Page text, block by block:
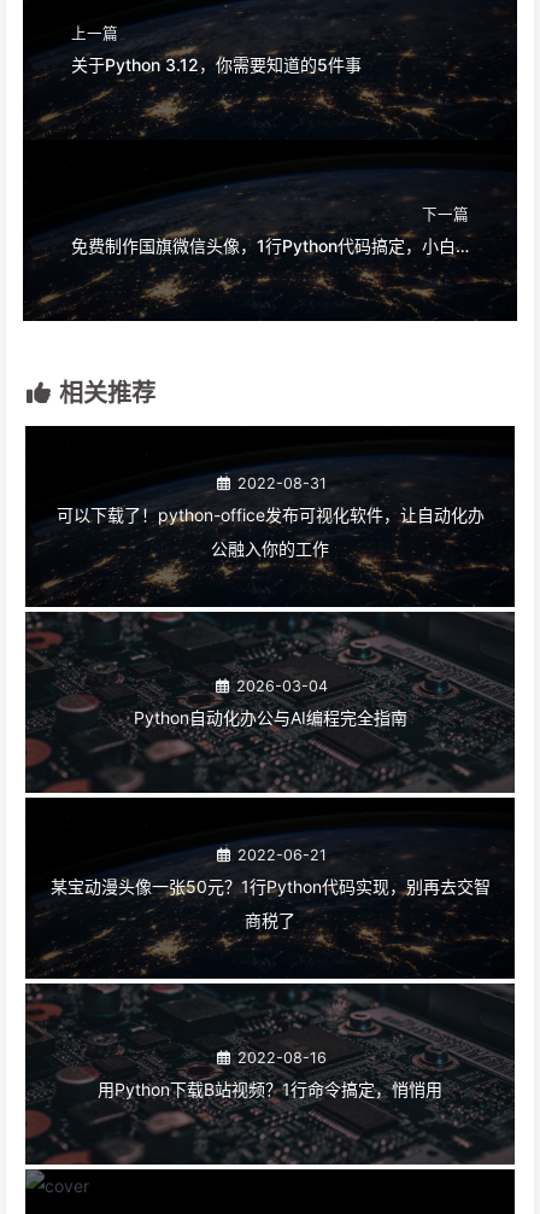
上一篇
关于Python 3.12，你需要知道的5件事
下一篇
免费制作国旗微信头像，1行Python代码搞定，小白可用
相关推荐
2022-08-31
可以下载了！python-office发布可视化软件，让自动化办
公融入你的工作
2026-03-04
Python自动化办公与AI编程完全指南
2022-06-21
某宝动漫头像一张50元？1行Python代码实现，别再去交智
商税了
2022-08-16
用Python下载B站视频？1行命令搞定，悄悄用